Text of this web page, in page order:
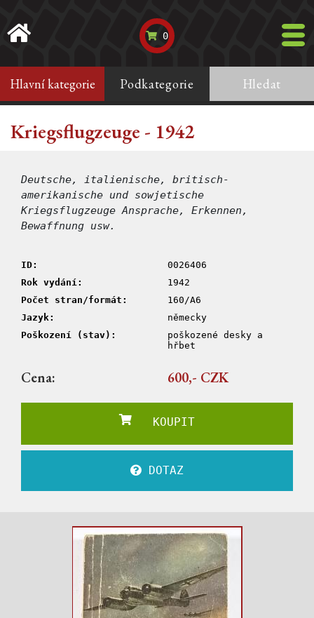
0
Hlavní kategorie Podkategorie Hledat
Kriegsflugzeuge - 1942
Deutsche, italienische, britisch-
amerikanische und sowjetische
Kriegsflugzeuge Ansprache, Erkennen,
Bewaffnung usw.
ID:
0026406
Rok vydání:
1942
Počet stran/formát:
160/A6
Jazyk:
německy
Poškození (stav):
poškozené desky a
hřbet
Cena: 600,- CZK
KOUPIT
DOTAZ